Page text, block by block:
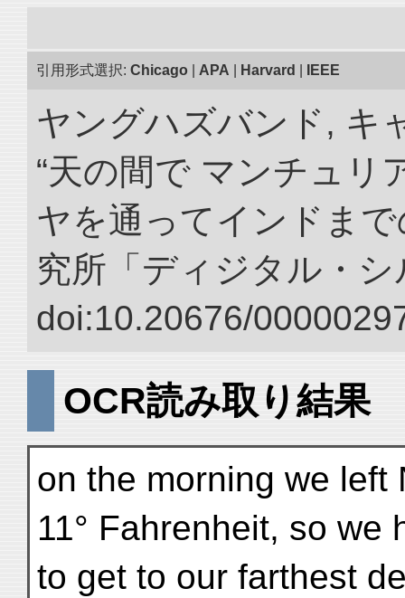
引用形式選択: Chicago APA Harvard IEEE
ヤングハズバンド, キ
“天の間で マンチュリ
ヤを通ってインドま
究所「ディジタル・
doi:10.20676/
OCR読み取り結果
on the morning we left
11° Fahrenheit, so we
to get to our farthest